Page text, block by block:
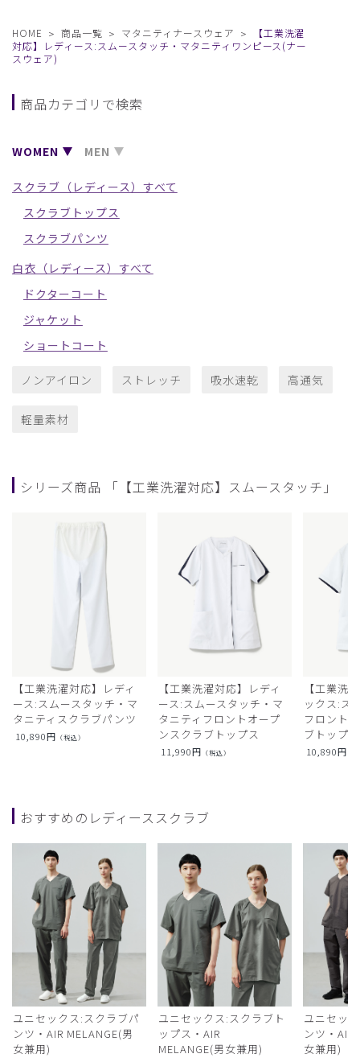
HOME 商品一覧 マタニティナースウェア
【工業洗濯
対応】レディース:スムースタッチ・マタニティワンピース(ナー
スウェア)
商品カテゴリで検索
WOMEN MEN
スクラブ（レディース）すべて
スクラブトップス
スクラブパンツ
白衣（レディース）すべて
ドクターコート
ジャケット
ショートコート
ノンアイロン ストレッチ 吸水速乾 高通気
軽量素材
シリーズ商品 「【工業洗濯対応】スムースタッチ」
【工業洗濯対応】レディ
ース:スムースタッチ・マ
タニティスクラブパンツ
10,890円 （税込）
【工業洗濯対応】レディ
ース:スムースタッチ・マ
タニティフロントオープ
ンスクラブトップス
11,990円 （税込）
【工業洗
ックス:ス
フロント
ブトップス
10,890円
おすすめのレディーススクラブ
ユニセックス:スクラブパ
ンツ・AIR MELANGE(男
女兼用)
ユニセックス:スクラブト
ップス・AIR
MELANGE(男女兼用)
ユニセッ
ンツ・AIR
女兼用)